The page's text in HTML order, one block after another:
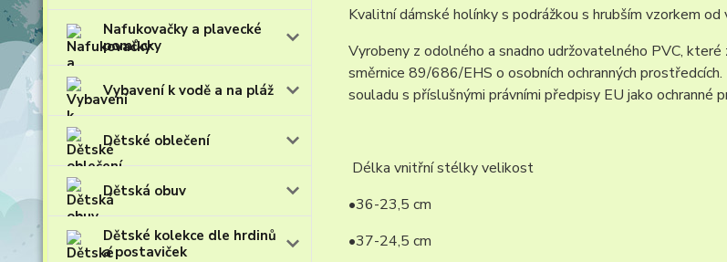
Nafukovačky a plavecké
pomůcky
Vybavení k vodě a na pláž
Dětské oblečení
Dětská obuv
Dětské kolekce dle hrdinů
a postaviček
Kvalitní dámské holínky s podrážkou s hrubším vzorkem
Vyrobeny z odolného a snadno udržovatelného PVC,
směrnice 89/686/EHS o osobních ochranných
souladu s příslušnými právními předpisy EU jako ochranné
Délka vnitřní stélky velikost
•36-23,5 cm
•37-24,5 cm